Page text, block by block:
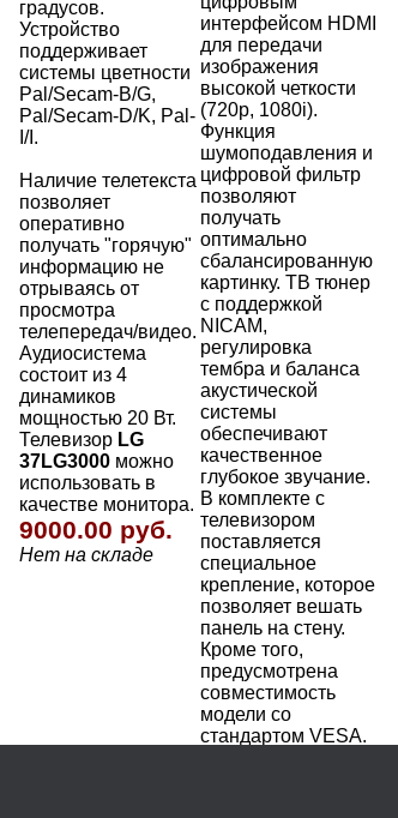
градусов.
Устройство
поддерживает
системы цветности
Pal/Secam-B/G,
Pal/Secam-D/K, Pal-
I/I.
Наличие телетекста
позволяет
оперативно
получать "горячую"
информацию не
отрываясь от
просмотра
телепередач/видео.
Аудиосистема
состоит из 4
динамиков
мощностью 20 Вт.
Телевизор LG
37LG3000 можно
использовать в
качестве монитора.
9000.00 руб.
Нет на складе
интерфейсом HDMI
для передачи
изображения
высокой четкости
(720p, 1080i).
Функция
шумоподавления и
цифровой фильтр
позволяют
получать
оптимально
сбалансированную
картинку. ТВ тюнер
с поддержкой
NICAM,
регулировка
тембра и баланса
акустической
системы
обеспечивают
качественное
глубокое звучание.
В комплекте с
телевизором
поставляется
специальное
крепление, которое
позволяет вешать
панель на стену.
Кроме того,
предусмотрена
совместимость
модели со
стандартом VESA.